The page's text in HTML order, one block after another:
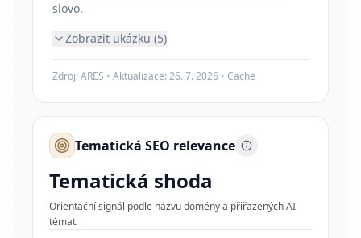
slovo.
Zobrazit ukázku (5)
Zdroj: ARES • Aktualizace:26. 7. 2026 • Cache
Tematická SEO relevance
Tematická shoda
Orientační signál podle názvu domény a přiřazených AI
témat.